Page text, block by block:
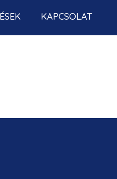
KAPCSOLAT